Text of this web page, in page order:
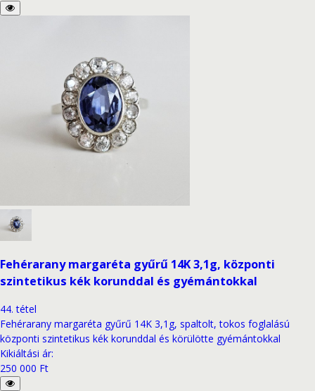
Fehérarany margaréta gyűrű 14K 3,1g, központi
szintetikus kék korunddal és gyémántokkal
44. tétel
Fehérarany margaréta gyűrű 14K 3,1g, spaltolt, tokos foglalású
központi szintetikus kék korunddal és körülötte gyémántokkal
Kikiáltási ár:
250 000 Ft